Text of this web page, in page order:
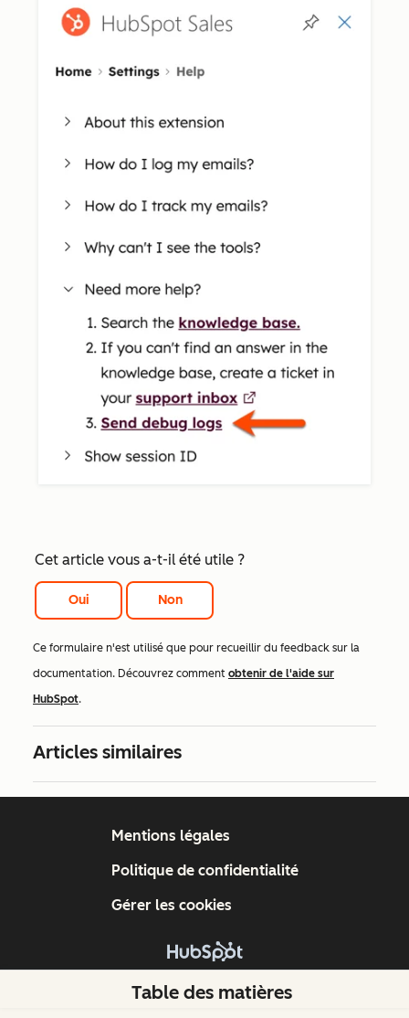
Cet article vous a-t-il été utile ?
Oui Non
Ce formulaire n'est utilisé que pour recueillir du feedback sur la
documentation. Découvrez comment obtenir de l'aide sur
HubSpot.
Articles similaires
Table des matières
Copyright © 2026 HubSpot, Inc.
Mentions légales
Politique de confidentialité
Gérer les cookies